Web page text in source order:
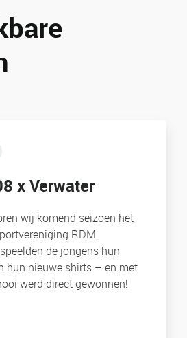
x Verwater
wij komend seizoen het
RDM.
de jongens hun
hun nieuwe shirts – en met
werd direct gewonnen!